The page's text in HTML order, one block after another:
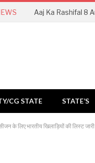
CG STATE STATE’S
के लिए भारतीय खिलाड़ियों की लिस्ट जारी